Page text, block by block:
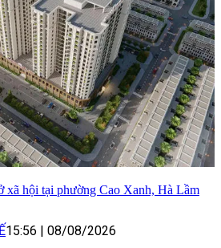
xã hội tại phường Cao Xanh, Hà Lầm
15:56 08/08/2026